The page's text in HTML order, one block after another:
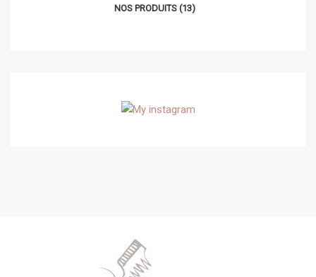
NOS PRODUITS(13)